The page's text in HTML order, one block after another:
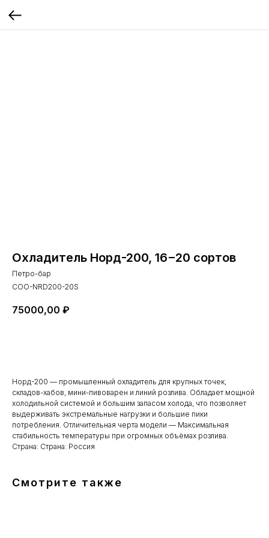
Охладитель Норд-200, 16−20 сортов
Петро-бар
COO-NRD200-20S
75000,00 ₽
Норд-200 — промышленный охладитель для крупных точек,
складов-хабов, мини-пивоварен и линий розлива. Обладает мощной
холодильной системой и большим запасом холода, что позволяет
выдерживать экстремальные нагрузки и большие пики
потребления. Отличительная черта модели — Максимальная
стабильность температуры при огромных объёмах розлива.
Страна: Страна: Россия
Смотрите также